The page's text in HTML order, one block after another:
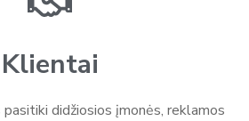
Klientai
didžiosios įmonės, reklamos